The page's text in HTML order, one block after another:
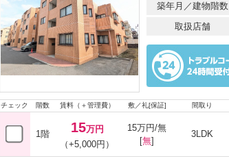
築年月／建物階数
取扱店舗
チェック 階数 賃料（＋管理費） 敷／礼[保証] 間取り
1階 15万円
（+5,000円）
15万円/無
[無]
3LDK